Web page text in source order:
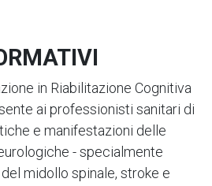
in Riabilitazione Cognitiva
ai professionisti sanitari di
e manifestazioni delle
- specialmente
midollo spinale, stroke e